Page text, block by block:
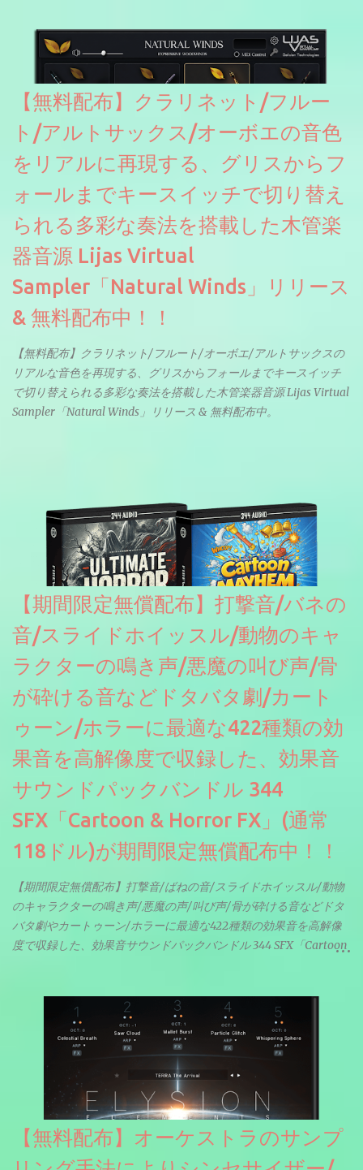
ソースを元に設計・改良した製品のようです。
【無料配布】クラリネット/フルー
ト/アルトサックス/オーボエの音色
をリアルに再現する、グリスからフ
ォールまでキースイッチで切り替え
られる多彩な奏法を搭載した木管楽
器音源 Lijas Virtual
Sampler「Natural Winds」リリース
& 無料配布中！！
【無料配布】クラリネット/フルート/オーボエ/アルトサックスの
リアルな音色を再現する、グリスからフォールまでキースイッチ
で切り替えられる多彩な奏法を搭載した木管楽器音源 Lijas Virtual
Sampler「Natural Winds」リリース & 無料配布中。
【期間限定無償配布】打撃音/バネの
音/スライドホイッスル/動物のキャ
ラクターの鳴き声/悪魔の叫び声/骨
が砕ける音などドタバタ劇/カート
ゥーン/ホラーに最適な422種類の効
果音を高解像度で収録した、効果音
サウンドパックバンドル 344
SFX「Cartoon & Horror FX」(通常
118ドル)が期間限定無償配布中！！
【期間限定無償配布】打撃音/ばねの音/スライドホイッスル/動物
のキャラクターの鳴き声/悪魔の声/叫び声/骨が砕ける音などドタ
バタ劇やカートゥーン/ホラーに最適な422種類の効果音を高解像
度で収録した、効果音サウンドパックバンドル 344 SFX「Cartoon
【無料配布】オーケストラのサンプ